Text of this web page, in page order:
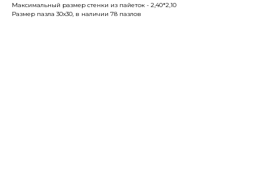
Максимальный размер стенки из пайеток - 2,40*2,10
Размер пазла 30х30, в наличии 78 пазлов